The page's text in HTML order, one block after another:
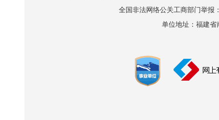
全国非法网络公关工商部门举报
单位地址：福建省